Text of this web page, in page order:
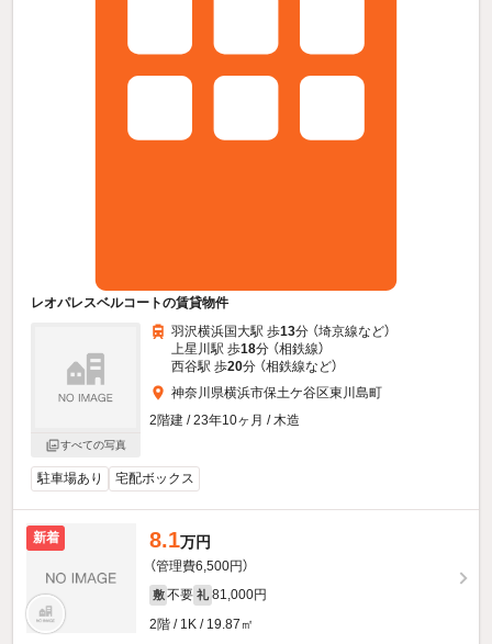
レオパレスベルコートの賃貸物件
すべての写真
羽沢横浜国大駅 歩13分 （埼京線など）
上星川駅 歩18分 （相鉄線）
西谷駅 歩20分 （相鉄線など）
神奈川県横浜市保土ケ谷区東川島町
2階建 / 23年10ヶ月 / 木造
駐車場あり 宅配ボックス
新着 8.1万円
（管理費6,500円）
敷 不要 礼 81,000円
2階 / 1K / 19.87㎡